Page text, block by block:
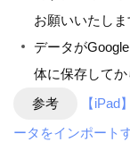
お願いいたしま
データが
体に保存してか
参考
【
ータをインポート